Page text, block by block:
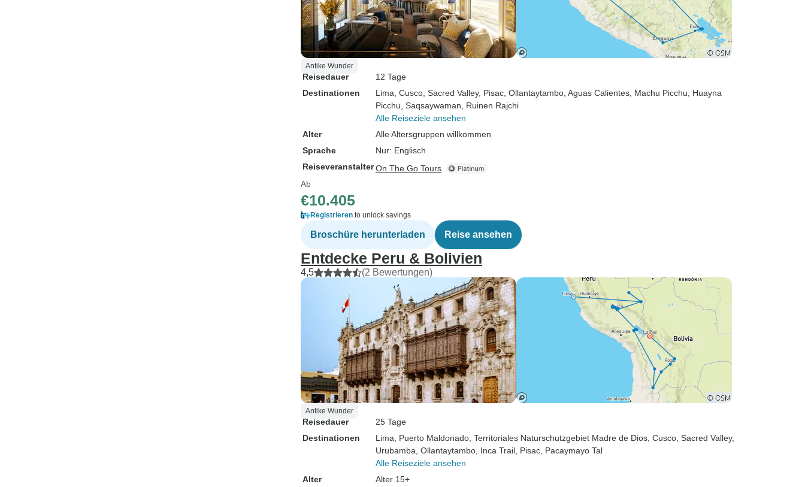
Antike Wunder
Reisedauer
12 Tage
Destinationen
Lima , Cusco , Sacred Valley, Pisac , Ollantaytambo , Aguas Calientes , Machu Picchu , Huayna
Picchu , Saqsaywaman , Ruinen Rajchi
Alle Reiseziele ansehen
Alter
Alle Altersgruppen willkommen
Sprache
Nur: Englisch
ReiseveranstalterOn The Go Tours
Ab
€10.405
Registrieren to unlock savings
Broschüre herunterladen Reise ansehen
Entdecke Peru & Bolivien
4,5 (2 Bewertungen)
Antike Wunder
Reisedauer
25 Tage
Destinationen
Lima , Puerto Maldonado , Territoriales Naturschutzgebiet Madre de Dios , Cusco , Sacred Valley,
Urubamba , Ollantaytambo , Inca Trail , Pisac , Pacaymayo Tal
Alle Reiseziele ansehen
Alter
Alter 15+